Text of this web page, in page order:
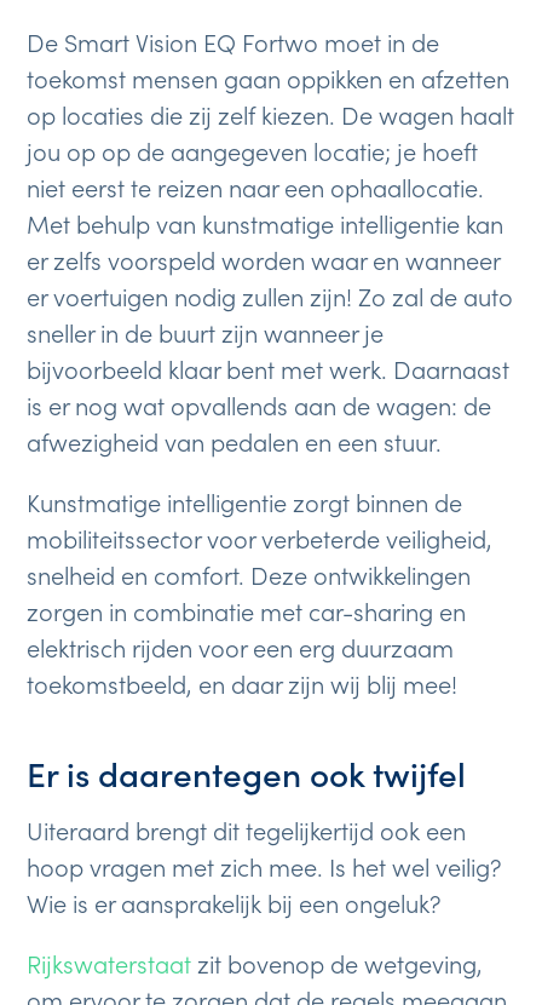
De Smart Vision EQ Fortwo moet in de
toekomst mensen gaan oppikken en afzetten
op locaties die zij zelf kiezen. De wagen haalt
jou op op de aangegeven locatie; je hoeft
niet eerst te reizen naar een ophaallocatie.
Met behulp van kunstmatige intelligentie kan
er zelfs voorspeld worden waar en wanneer
er voertuigen nodig zullen zijn! Zo zal de auto
sneller in de buurt zijn wanneer je
bijvoorbeeld klaar bent met werk. Daarnaast
is er nog wat opvallends aan de wagen: de
afwezigheid van pedalen en een stuur.
Kunstmatige intelligentie zorgt binnen de
mobiliteitssector voor verbeterde veiligheid,
snelheid en comfort. Deze ontwikkelingen
zorgen in combinatie met car-sharing en
elektrisch rijden voor een erg duurzaam
toekomstbeeld, en daar zijn wij blij mee!
Er is daarentegen ook twijfel
Uiteraard brengt dit tegelijkertijd ook een
hoop vragen met zich mee. Is het wel veilig?
Wie is er aansprakelijk bij een ongeluk?
Rijkswaterstaat zit bovenop de wetgeving,